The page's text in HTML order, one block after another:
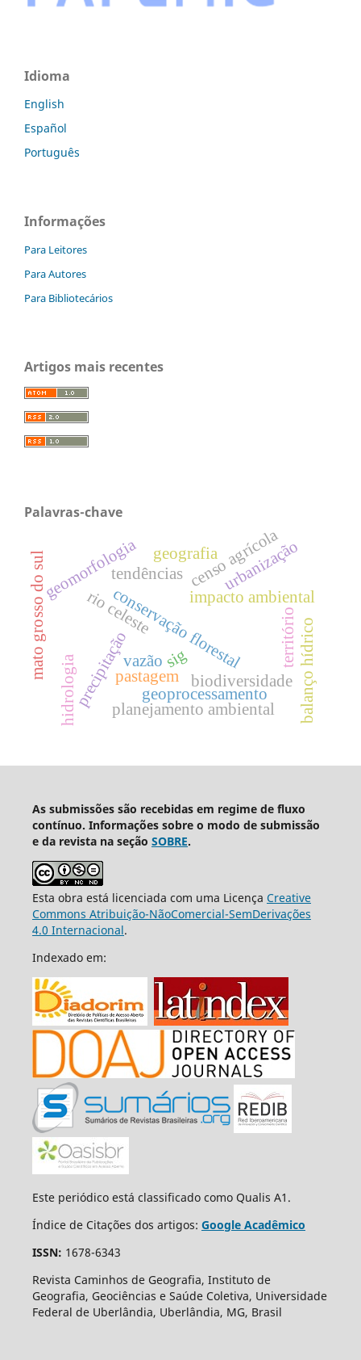
Idioma
English
Español
Português
Informações
Para Leitores
Para Autores
Para Bibliotecários
Artigos mais recentes
Palavras-chave
conservação florestalimpacto ambiental
censo agrícola
biodiversidade
rio celeste
tendências
precipitaçãovazão balanço hídrico
geomorfologia
geoprocessamento
hidrologia planejamento ambiental
território
mato grosso do sul pastagem
urbanização
geografia
sig
As submissões são recebidas em regime de fluxo
contínuo. Informações sobre o modo de submissão
e da revista na seção SOBRE.
Esta obra está licenciada com uma Licença Creative
Commons Atribuição-NãoComercial-SemDerivações
4.0 Internacional.
Indexado em:
Este periódico está classificado como Qualis A1.
Índice de Citações dos artigos: Google Acadêmico
ISSN: 1678-6343
Revista Caminhos de Geografia, Instituto de
Geografia, Geociências e Saúde Coletiva, Universidade
Federal de Uberlândia, Uberlândia, MG, Brasil